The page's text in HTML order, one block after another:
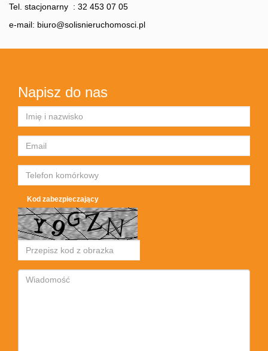
Tel. stacjonarny : 32 453 07 05
e-mail: biuro@solisnieruchomosci.pl
Napisz do nas
Kod zabezpieczający